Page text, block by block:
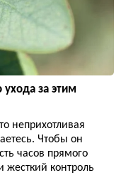
за этим
неприхотливая
Чтобы он
часов прямого
жесткий контроль